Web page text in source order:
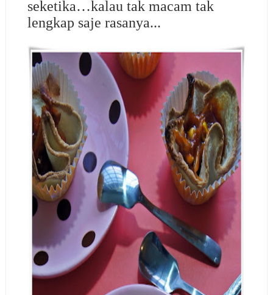
seketika…kalau tak macam tak
lengkap saje rasanya...